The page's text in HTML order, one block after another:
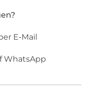
E-Mail
WhatsApp